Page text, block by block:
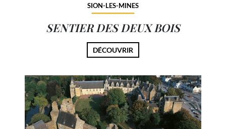
SION-LES-MINES
SENTIER DES DEUX BOIS
DÉCOUVRIR